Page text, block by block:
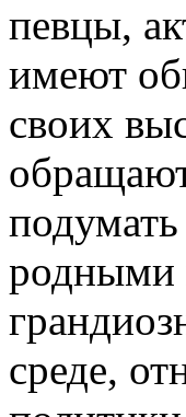
певцы,
имеют
своих
родными
среде,